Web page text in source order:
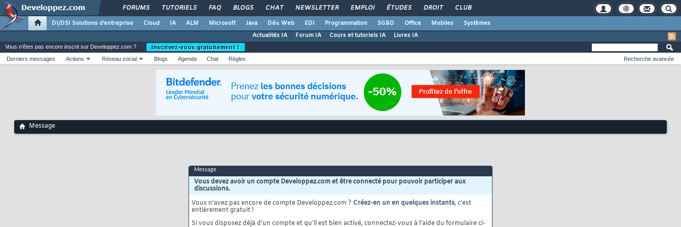
FORUMS TUTORIELS FAQ BLOGS CHAT NEWSLETTER EMPLOI ÉTUDES DROIT CLUB
DI/DSI Solutions d'entreprise Cloud IA ALM Microsoft Java Dév. Web EDI Programmation SGBD Office Mobiles
Systèmes
Actualités IA
Forum IA Cours et tutoriels IA Livres IA
Vous n'êtes pas encore inscrit sur Developpez.com ?
Inscrivez-vous gratuitement !
Derniers messages
Actions Réseau social Blogs Agenda Chat Règles Recherche avancée
Message
Message
Vous devez avoir un compte Developpez.com et être connecté pour pouvoir participer aux
discussions.
Vous n'avez pas encore de compte Developpez.com ? Créez-en un en quelques instants, c'est
entièrement gratuit !
Si vous disposez déjà d'un compte et qu'il est bien activé, connectez-vous à l'aide du formulaire ci-